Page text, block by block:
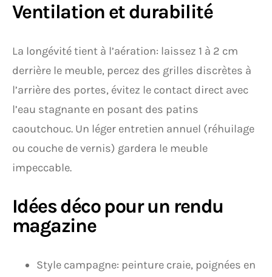
Ventilation et durabilité
La longévité tient à l’aération: laissez 1 à 2 cm
derrière le meuble, percez des grilles discrètes à
l’arrière des portes, évitez le contact direct avec
l’eau stagnante en posant des patins
caoutchouc. Un léger entretien annuel (réhuilage
ou couche de vernis) gardera le meuble
impeccable.
Idées déco pour un rendu
magazine
Style campagne: peinture craie, poignées en